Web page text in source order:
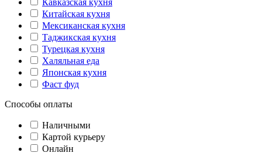
Кавказская кухня
Китайская кухня
Мексиканская кухня
Таджикская кухня
Турецкая кухня
Халяльная еда
Японская кухня
Фаст фуд
Способы оплаты
Наличными
Картой курьеру
Онлайн